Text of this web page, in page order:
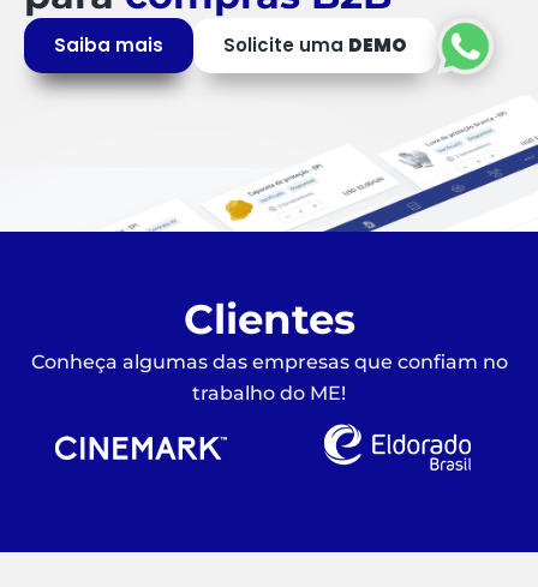
Saiba mais Solicite uma DEMO
Clientes
Conheça algumas das empresas que confiam no
trabalho do ME!